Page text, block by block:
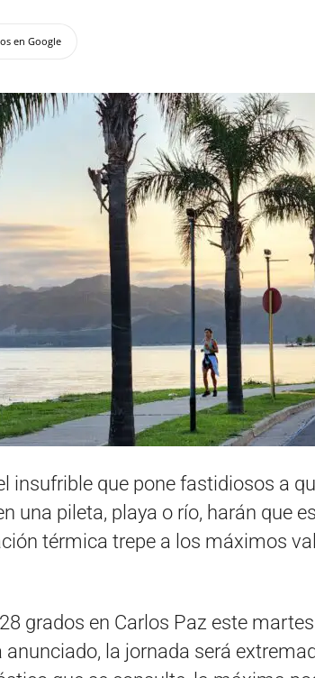
en Google
insufrible que pone fastidiosos a
una pileta, playa o río, harán que
térmica trepe a los máximos
grados en Carlos Paz este
anunciado, la jornada será